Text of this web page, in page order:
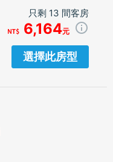
只剩 13 間客房
6,164元
選擇此房型